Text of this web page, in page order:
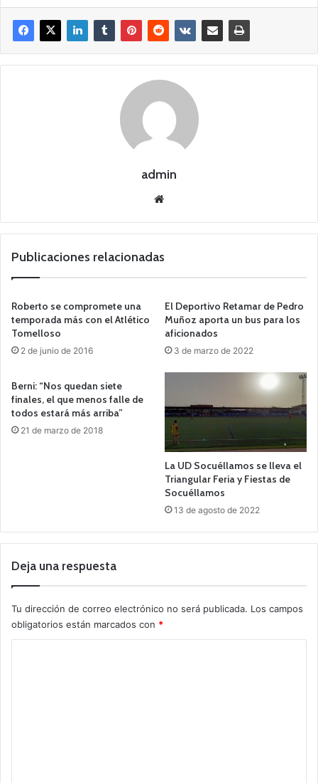
admin
we
Publicaciones relacionadas
Roberto se compromete una
temporada más con el Atlético
Tomelloso
2 de junio de 2016
El Deportivo Retamar de Pedro
Muñoz aporta un bus para los
aficionados
3 de marzo de 2022
Berni: “Nos quedan siete
finales, el que menos falle de
todos estará más arriba”
21 de marzo de 2018
La UD Socuéllamos se lleva el
Triangular Feria y Fiestas de
Socuéllamos
13 de agosto de 2022
Deja una respuesta
Tu dirección de correo electrónico no será publicada. Los campos
obligatorios están marcados con *